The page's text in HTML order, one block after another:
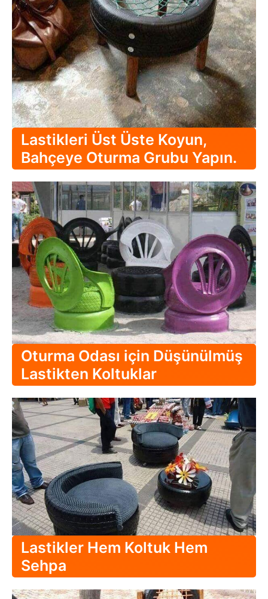
Lastikleri Üst Üste Koyun,
Bahçeye Oturma Grubu Yapın.
Oturma Odası için Düşünülmüş
Lastikten Koltuklar
Lastikler Hem Koltuk Hem
Sehpa